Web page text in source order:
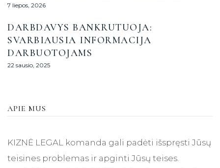
7 liepos, 2026
DARBDAVYS BANKRUTUOJA:
SVARBIAUSIA INFORMACIJA
DARBUOTOJAMS
22 sausio, 2025
APIE MUS
KIZNĖ LEGAL komanda gali padėti išspręsti Jūsų
teisines problemas ir apginti Jūsų teises.